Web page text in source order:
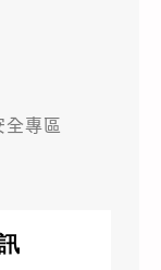
全專區